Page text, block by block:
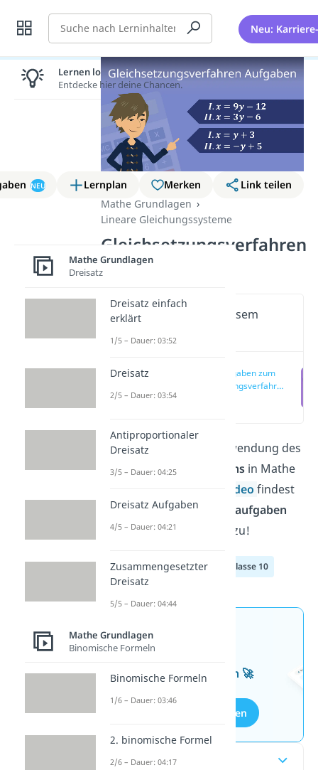
Suche Neu:
NEU Lernplan Merken
Link teilen
Mathe Grundlagen
Lineare Gleichungssysteme
Gleichsetzungsverfahren
Aufgaben
Wichtige Inhalte in diesem
Leichte Aufgaben zum
Gleichsetzungsverfahren
Du möchtest bei der Anwendung des
Gleichsetzungsverfahrens in Mathe
Video findest
du verschiedeneÜbungsaufgaben
und den Lösungsweg dazu!
Klasse 8 Klasse 9 Klasse 10
Jetzt neu: Teste dein
Wissen mit unseren
kostenlosen Aufgaben 🚀
Aufgaben entdecken
Inhaltsübersicht
Lernen lohnt sich!
Entdecke hier deine Chancen.
Mathe Grundlagen
Dreisatz
Dreisatz einfach
erklärt
1/5 – Dauer: 03:52
Dreisatz
2/5 – Dauer: 03:54
Antiproportionaler
Dreisatz
3/5 – Dauer: 04:25
Dreisatz Aufgaben
4/5 – Dauer: 04:21
Zusammengesetzter
Dreisatz
5/5 – Dauer: 04:44
Mathe Grundlagen
Binomische Formeln
Binomische Formeln
1/6 – Dauer: 03:46
2. binomische Formel
2/6 – Dauer: 04:17